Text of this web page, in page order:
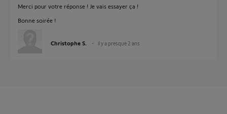
Merci pour votre réponse ! Je vais essayer ça !
Bonne soirée !
Christophe S. il y a presque 2 ans